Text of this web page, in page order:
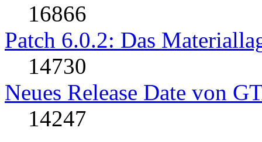
16866
Patch 6.0.2: Das
14730
Neues Release Date von
14247